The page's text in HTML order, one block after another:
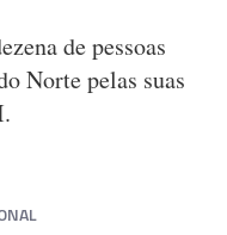
de pessoas
Norte pelas suas